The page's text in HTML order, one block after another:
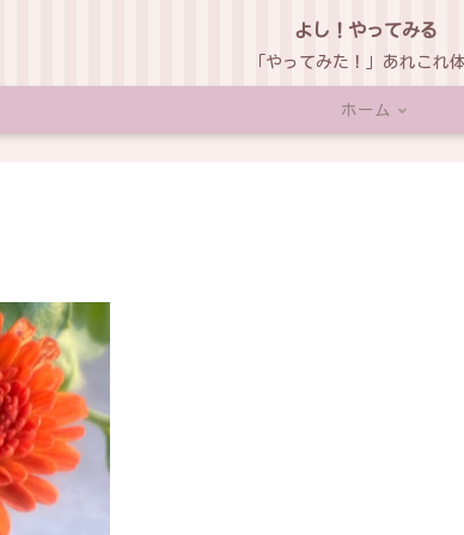
よし！やってみる
「やってみた！」あれこれ
ホーム